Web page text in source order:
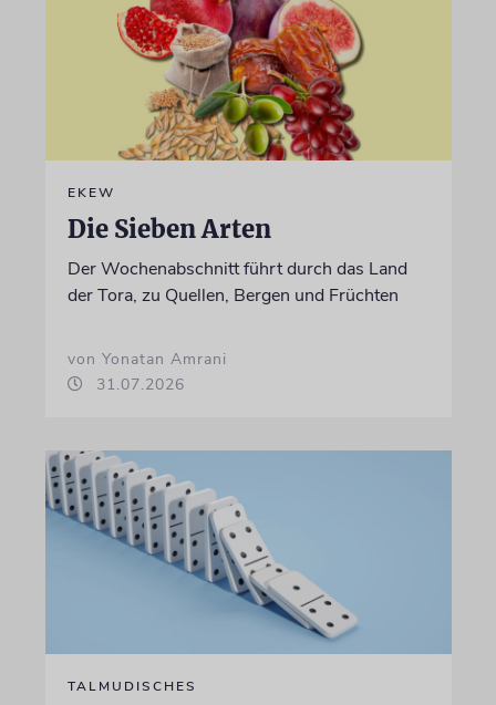
EKEW
Die Sieben Arten
Der Wochenabschnitt führt durch das Land
der Tora, zu Quellen, Bergen und Früchten
von Yonatan Amrani
31.07.2026
TALMUDISCHES